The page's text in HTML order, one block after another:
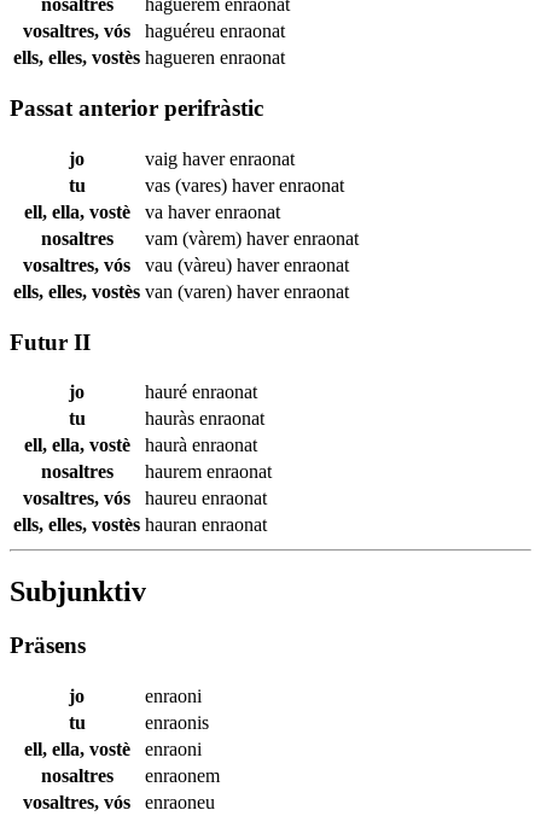
nosaltres haguérem enraonat
vosaltres, vós
haguéreu enraonat
ells, elles, vostès hagueren enraonat
Passat anterior perifràstic
jo vaig haverenraonat
tu
vas (vares) haverenraonat
ell, ella, vostè
va haverenraonat
nosaltres
vam (vàrem) haverenraonat
vosaltres, vós
vau (vàreu) haverenraonat
ells, elles, vostès van (varen) haverenraonat
Futur II
jo hauré enraonat
tu
hauràs enraonat
ell, ella, vostè
haurà enraonat
nosaltres
haurem enraonat
vosaltres, vós
haureu enraonat
ells, elles, vostès hauran enraonat
Subjunktiv
Präsens
jo
enraoni
tu
enraonis
ell, ella, vostè
enraoni
nosaltres
enraonem
vosaltres, vós
enraoneu